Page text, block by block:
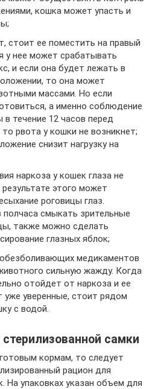
кошка может упасть и
стоит ее поместить на правый
у нее может срабатывать
и если она будет лежать в
то она может
массами. Но если
а именно соблюдение
течение 12 часов перед
рвота у кошки не возникнет;
снизит нагрузку на
наркоза у кошек глаза не
этого может
роговицы глаз.
полчаса смыкать зрительные
также можно сделать
глазных яблок;
медикаментов
сильную жажду. Когда
отойдет от наркоза и ее
уже уверенные, стоит рядом
с водой.
самки
кормам, то следует
рацион для
На упаковках указан объем для